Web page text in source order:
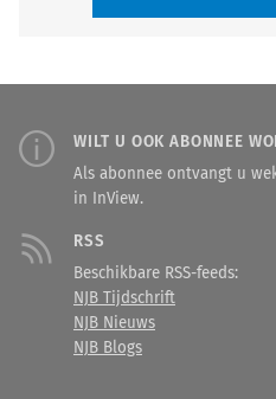
WILT U OOK ABONNEE
Als abonnee ontvangt u
in InView.
RSS
Beschikbare RSS-feeds:
NJB Tijdschrift
NJB Nieuws
NJB Blogs